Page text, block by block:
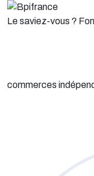
Le saviez-vous ?
commerces